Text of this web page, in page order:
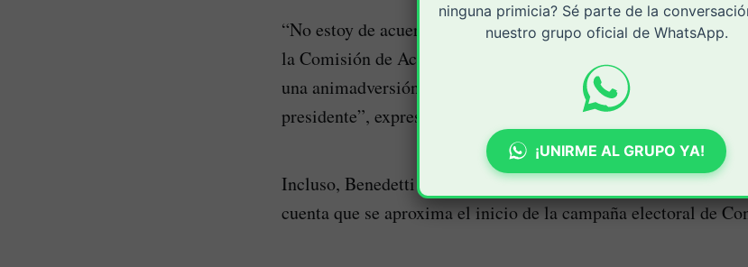
“No estoy de acuerdo con esa decisión. Se respetará y se
la Comisión de Acusaciones, pero el Consejo Nacional
una animadversión a todo lo que tenga que ver con el Pacto
presidente”, expresó el jefe de cartera en una rueda de prensa.
Incluso, Benedetti cuestionó que los magistrados que tomaron
cuenta que se aproxima el inicio de la campaña electoral de
ninguna primicia? Sé parte de la
nuestro grupo oficial de WhatsApp.
¡UNIRME AL GRUPO YA!